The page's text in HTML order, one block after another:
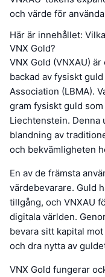
och värde för
Här är innehållet:
VNX Gold?
VNX Gold (VNXAU)
backad av fysiskt
Association (LBMA).
gram fysiskt guld
Liechtenstein.
blandning av
och bekvämligheten
En av de främsta
värdebevarare. Guld
tillgång, och VNXAU
digitala världen.
bevara sitt kapital
och dra nytta av
VNX Gold fungerar